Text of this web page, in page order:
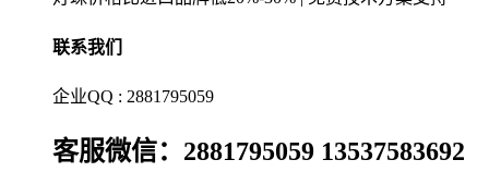
联系我们
企业QQ : 2881795059
客服微信：2881795059 13537583692